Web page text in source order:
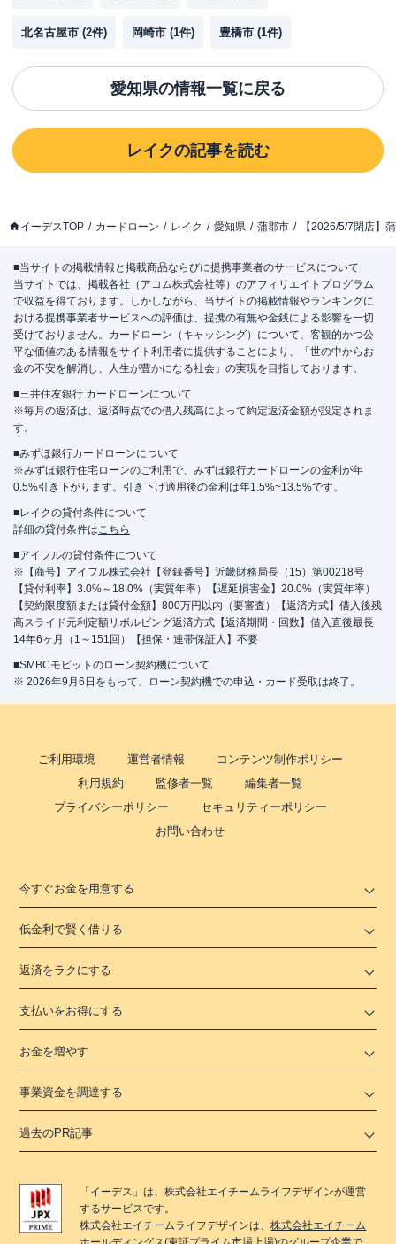
北名古屋市 (2件) 岡崎市 (1件) 豊橋市 (1件)
愛知県の情報一覧に戻る
レイクの記事を読む
イーデスTOP カードローン レイク 愛知県 蒲郡市 【2026/5/7閉店】
■当サイトの掲載情報と掲載商品ならびに提携事業者のサービスについて
当サイトでは、掲載各社（アコム株式会社等）のアフィリエイトプログラム
で収益を得ております。しかしながら、当サイトの掲載情報やランキングに
おける提携事業者サービスへの評価は、提携の有無や金銭による影響を一切
受けておりません。カードローン（キャッシング）について、客観的かつ公
平な価値のある情報をサイト利用者に提供することにより、「世の中からお
金の不安を解消し、人生が豊かになる社会」の実現を目指しております。
■三井住友銀行 カードローンについて
※毎月の返済は、返済時点での借入残高によって約定返済金額が設定されま
す。
■みずほ銀行カードローンについて
※みずほ銀行住宅ローンのご利用で、みずほ銀行カードローンの金利が年
0.5%引き下がります。引き下げ適用後の金利は年1.5%~13.5%です。
■レイクの貸付条件について
詳細の貸付条件はこちら
■アイフルの貸付条件について
※【商号】アイフル株式会社【登録番号】近畿財務局長（15）第00218号
【貸付利率】3.0%～18.0%（実質年率）【遅延損害金】20.0%（実質年率）
【契約限度額または貸付金額】800万円以内（要審査）【返済方式】借入後残
高スライド元利定額リボルビング返済方式【返済期間・回数】借入直後最長
14年6ヶ月（1～151回）【担保・連帯保証人】不要
■SMBCモビットのローン契約機について
※ 2026年9月6日をもって、ローン契約機での申込・カード受取は終了。
ご利用環境 運営者情報
コンテンツ制作ポリシー
利用規約
監修者一覧
編集者一覧
プライバシーポリシー
セキュリティーポリシー
お問い合わせ
今すぐお金を用意する
低金利で賢く借りる
返済をラクにする
支払いをお得にする
お金を増やす
事業資金を調達する
過去のPR記事
「 イーデス 」は、株式会社エイチームライフデザインが運営
するサービスです。
株式会社エイチームライフデザインは、株式会社エイチーム